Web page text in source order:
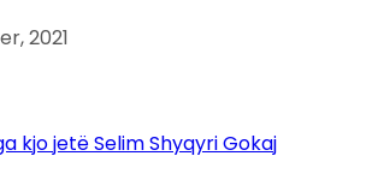
2021
kjo jetë Selim Shyqyri Gokaj